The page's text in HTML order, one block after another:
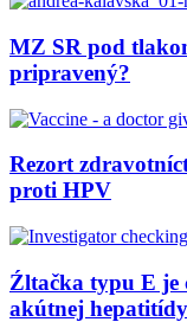
MZ SR pod
pripravený?
Rezort
proti HPV
Źltačka typu E je
akútnej hepatitídy